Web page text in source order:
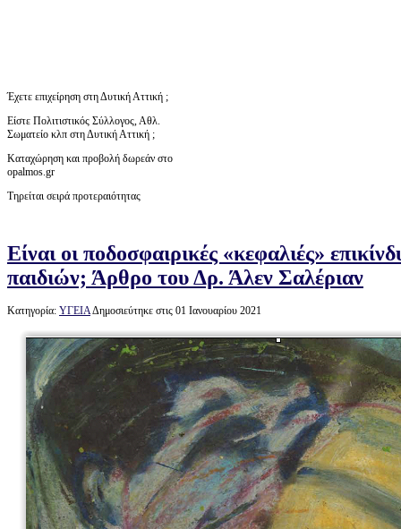
Έχετε επιχείρηση στη Δυτική Αττική ;
Είστε Πολιτιστικός Σύλλογος, Αθλ.
Σωματείο κλπ στη Δυτική Αττική ;
Καταχώρηση και προβολή δωρεάν στο
opalmos.gr
Τηρείται σειρά προτεραιότητας
Είναι οι ποδοσφαιρικές «κεφαλιές»
παιδιών; Άρθρο του Δρ. Άλεν Σαλέριαν
Κατηγορία: ΥΓΕΙΑΔημοσιεύτηκε στις 01 Ιανουαρίου 2021